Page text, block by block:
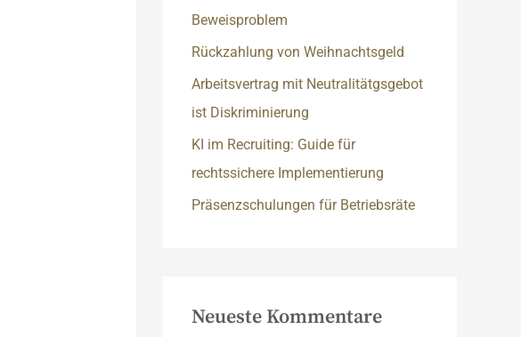
c
h
Beweisproblem
Rückzahlung von Weihnachtsgeld
Arbeitsvertrag mit Neutralitätgsgebot
ist Diskriminierung
KI im Recruiting: Guide für
rechtssichere Implementierung
Präsenzschulungen für Betriebsräte
Neueste Kommentare